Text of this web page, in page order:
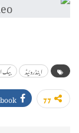
اینڈروئیڈ
77